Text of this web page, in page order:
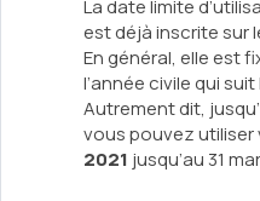
La date limite
est déjà inscrite sur
En général, elle est
l’année civile qui suit
Autrement dit,
vous pouvez utiliser
2021 jusqu’au 31